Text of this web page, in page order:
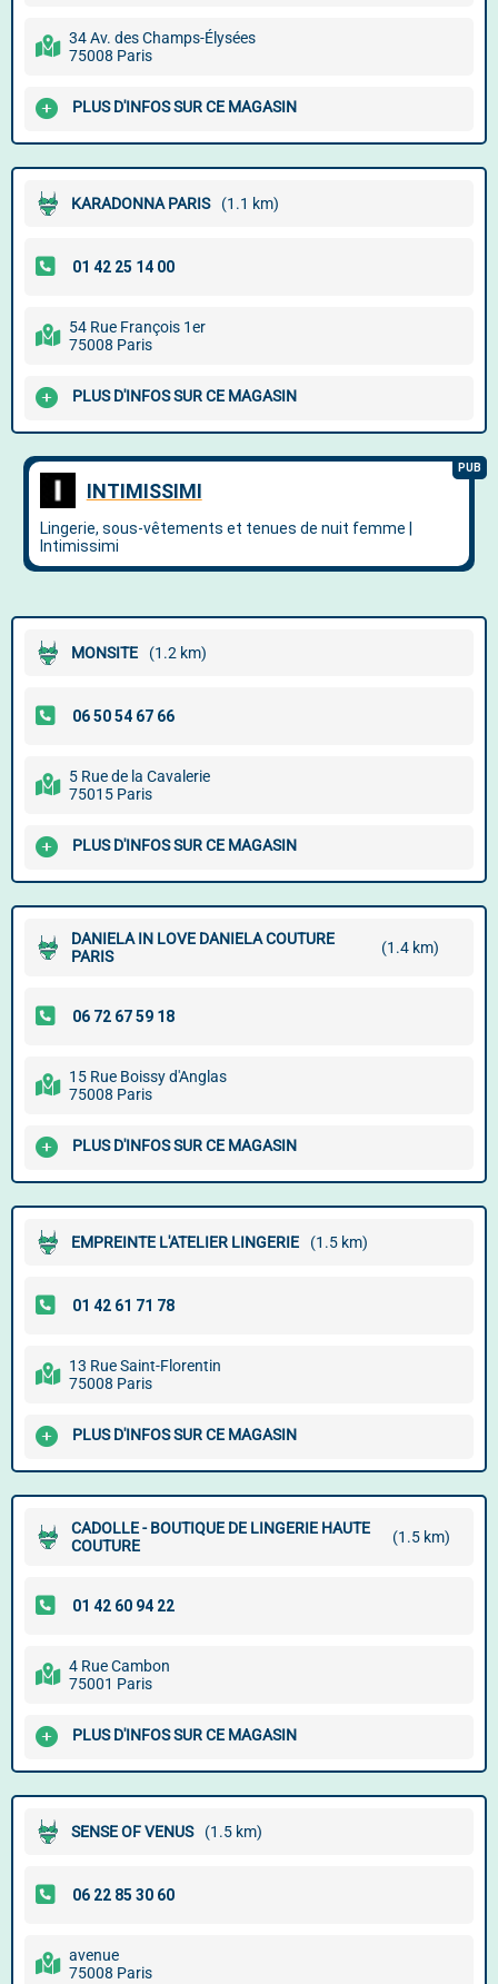
34 Av. des Champs-Élysées
75008 Paris
PLUS D'INFOS SUR CE MAGASIN
KARADONNA PARIS (1.1 km)
54 Rue François 1er
75008 Paris
PLUS D'INFOS SUR CE MAGASIN
MONSITE (1.2 km)
5 Rue de la Cavalerie
75015 Paris
PLUS D'INFOS SUR CE MAGASIN
DANIELA IN LOVE DANIELA COUTURE
PARIS
(1.4 km)
15 Rue Boissy d'Anglas
75008 Paris
PLUS D'INFOS SUR CE MAGASIN
EMPREINTE L'ATELIER LINGERIE (1.5 km)
13 Rue Saint-Florentin
75008 Paris
PLUS D'INFOS SUR CE MAGASIN
CADOLLE - BOUTIQUE DE LINGERIE HAUTE
COUTURE
(1.5 km)
4 Rue Cambon
75001 Paris
PLUS D'INFOS SUR CE MAGASIN
SENSE OF VENUS (1.5 km)
avenue
75008 Paris